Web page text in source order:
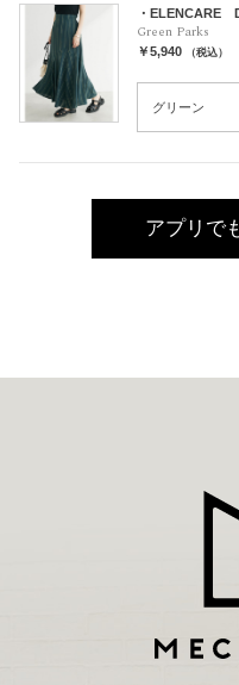
・ELENCARE
Green Parks
￥5,940 （税込）
アプリで